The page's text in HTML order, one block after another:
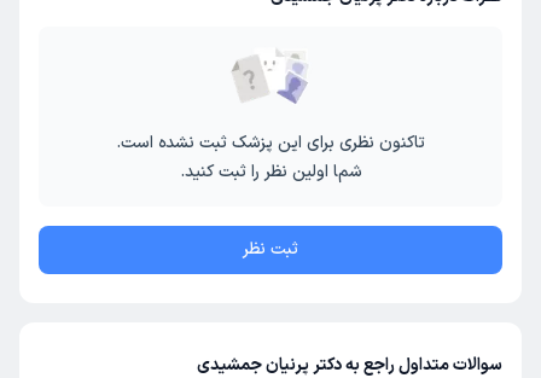
تاکنون نظری برای این پزشک ثبت نشده است.
شما اولین نظر را ثبت کنید.
ثبت نظر
سوالات متداول راجع به دکتر پرنیان جمشیدی